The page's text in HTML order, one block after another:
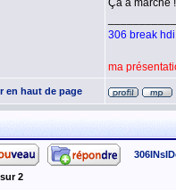
Ça a marché !
306 break
ma
en haut de page
sur2